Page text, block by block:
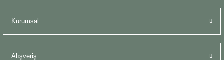
Kurumsal
Alışveriş